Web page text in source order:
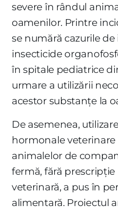
severe în rândul
oamenilor. Printre
se numără cazurile
insecticide
în spitale pediatrice
urmare a utilizării
acestor substanțe la
De asemenea,
hormonale
animalelor de
fermă, fără
veterinară, a pus în
alimentară. Proiectul